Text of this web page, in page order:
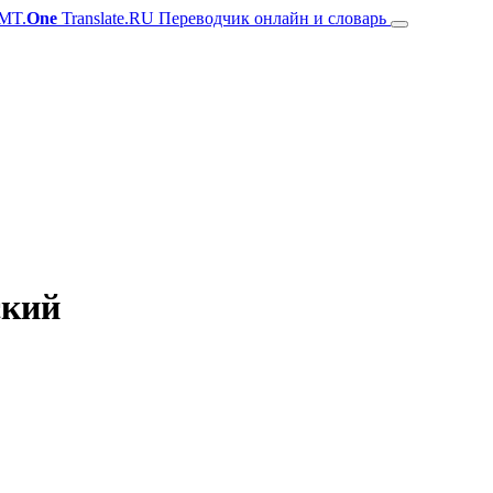
One Translate.RU Переводчик онлайн и словарь